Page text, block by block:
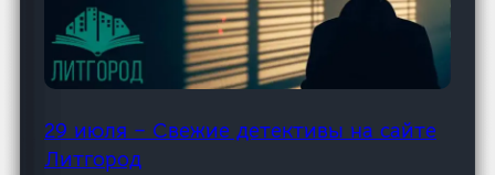
29 июля – Свежие детективы на сайте
Литгород